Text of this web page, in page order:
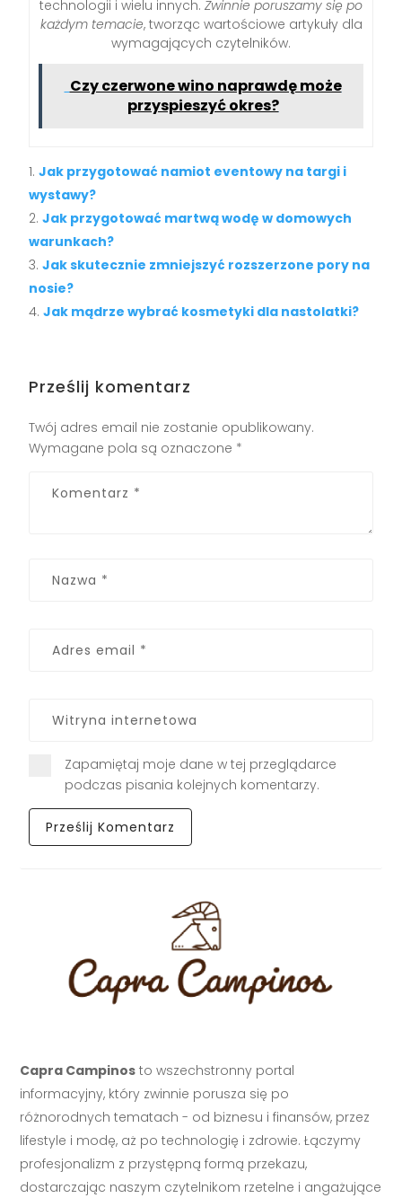
technologii i wielu innych. Zwinnie poruszamy się po
każdym temacie, tworząc wartościowe artykuły dla
wymagających czytelników.
Czy czerwone wino naprawdę może
przyspieszyć okres?
Jak przygotować namiot eventowy na targi i
wystawy?
Jak przygotować martwą wodę w domowych
warunkach?
Jak skutecznie zmniejszyć rozszerzone pory na
nosie?
Jak mądrze wybrać kosmetyki dla nastolatki?
Prześlij komentarz
Twój adres email nie zostanie opublikowany.
Wymagane pola są oznaczone *
Zapamiętaj moje dane w tej przeglądarce
podczas pisania kolejnych komentarzy.
Capra Campinos to wszechstronny portal
informacyjny, który zwinnie porusza się po
różnorodnych tematach - od biznesu i finansów, przez
lifestyle i modę, aż po technologię i zdrowie. Łączymy
profesjonalizm z przystępną formą przekazu,
dostarczając naszym czytelnikom rzetelne i angażujące